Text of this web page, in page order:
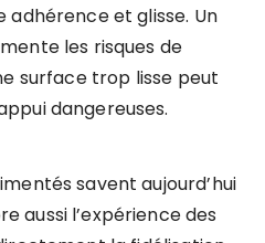
et glisse. Un
les risques de
surface trop lisse peut
dangereuses.
savent aujourd’hui
aussi l’expérience des